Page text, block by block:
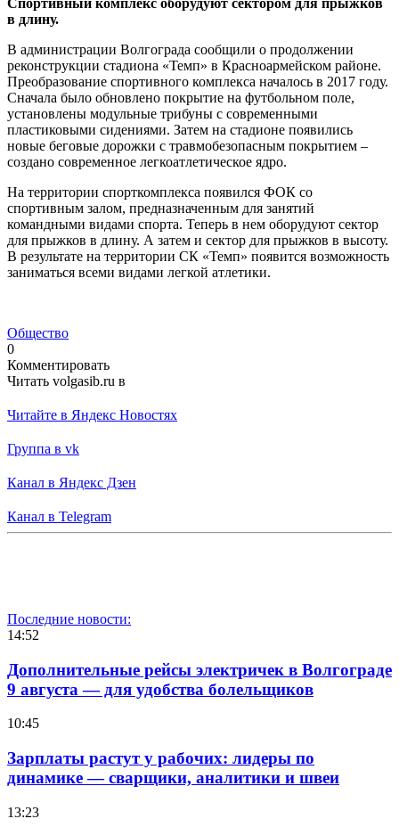
в длину.
В администрации Волгограда сообщили о продолжении
реконструкции стадиона «Темп» в Красноармейском районе.
Преобразование спортивного комплекса началось в 2017 году.
Сначала было обновлено покрытие на футбольном поле,
установлены модульные трибуны с современными
пластиковыми сидениями. Затем на стадионе появились
новые беговые дорожки с травмобезопасным покрытием –
создано современное легкоатлетическое ядро.
На территории спорткомплекса появился ФОК со
спортивным залом, предназначенным для занятий
командными видами спорта. Теперь в нем оборудуют сектор
для прыжков в длину. А затем и сектор для прыжков в высоту.
В результате на территории СК «Темп» появится возможность
заниматься всеми видами легкой атлетики.
Общество
0
Комментировать
Читать volgasib.ru в
Читайте в Яндекс Новостях
Группа в vk
Канал в Яндекс Дзен
Канал в Telegram
Последние новости:
14:52
Дополнительные рейсы электричек в Волгограде
9 августа — для удобства болельщиков
10:45
Зарплаты растут у рабочих: лидеры по
динамике — сварщики, аналитики и швеи
13:23